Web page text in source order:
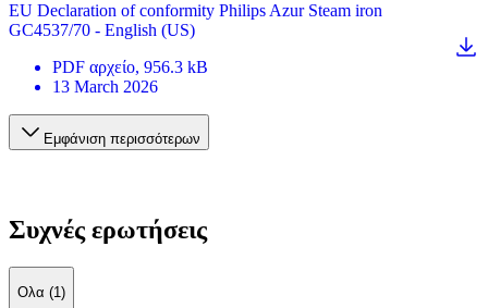
EU Declaration of conformity Philips Azur Steam iron
GC4537/70 - English (US)
PDF αρχείο, 956.3 kB
13 March 2026
Εμφάνιση περισσότερων
Συχνές ερωτήσεις
Ολα (1)